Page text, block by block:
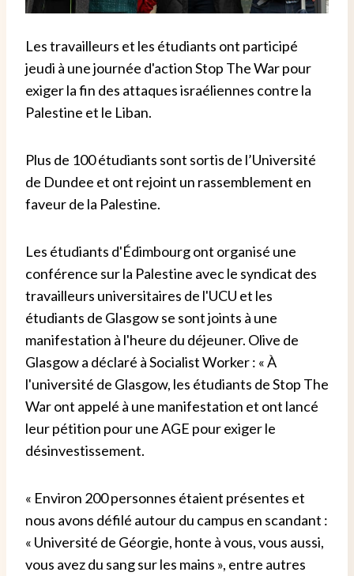
Les travailleurs et les étudiants ont participé
jeudi à une journée d'action Stop The War pour
exiger la fin des attaques israéliennes contre la
Palestine et le Liban.
Plus de 100 étudiants sont sortis de l’Université
de Dundee et ont rejoint un rassemblement en
faveur de la Palestine.
Les étudiants d'Édimbourg ont organisé une
conférence sur la Palestine avec le syndicat des
travailleurs universitaires de l'UCU et les
étudiants de Glasgow se sont joints à une
manifestation à l'heure du déjeuner. Olive de
Glasgow a déclaré à Socialist Worker : « À
l'université de Glasgow, les étudiants de Stop The
War ont appelé à une manifestation et ont lancé
leur pétition pour une AGE pour exiger le
désinvestissement.
« Environ 200 personnes étaient présentes et
nous avons défilé autour du campus en scandant :
« Université de Géorgie, honte à vous, vous aussi,
vous avez du sang sur les mains », entre autres